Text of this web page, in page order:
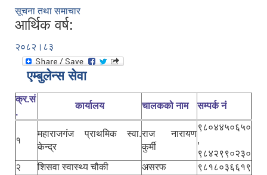
सूचना तथा समाचार
आर्थिक वर्ष:
२०८२।८३
एम्बुलेन्स सेवा
क्र.सं
.
कार्यालय चालकको नाम सम्पर्क नं
१
महाराजगंज प्राथमिक स्वा.
केन्द्र
राज नारायण
कुर्मी
९८०४४५०६५०
,
९८४२९९०२३०
२
शिसवा स्वास्थ्य चौकी असरफ
९८१८०३६६१९